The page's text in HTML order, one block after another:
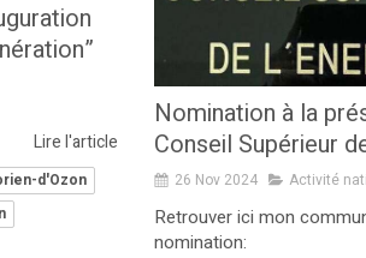
Lire l'article
d'Ozon
Nomination à la
Conseil Supérieur
26 Nov 2024 Activité
Retrouver ici mon
nomination: